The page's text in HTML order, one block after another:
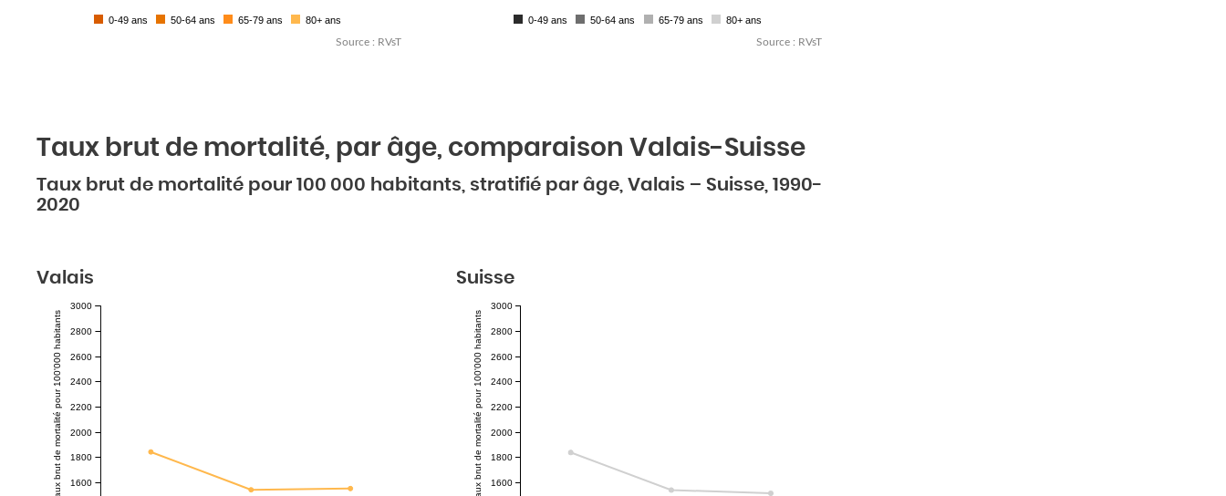
0-49 ans 50-64 ans 65-79 ans
80+ ans
Source : RVsT
0-49 ans 50-64 ans 65-79 ans
80+ ans
Source : RVsT
Taux brut de mortalité, par âge, comparaison Valais-Suisse
Taux brut de mortalité pour 100 000 habitants, stratifié par âge, Valais – Suisse, 1990-
2020
Valais
Taux brut de mortalité pour 100'000 habitants 1600
1800
2000
2200
2400
2600
2800
3000
Suisse
Taux brut de mortalité pour 100'000 habitants 1600
1800
2000
2200
2400
2600
2800
3000